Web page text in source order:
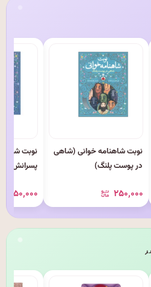
نوبت شاهنامه خوانی (شاهی
در پوست پلنگ)
۲۵۰٬۰۰۰
نوبت
پسرانش)
۲۵۰٬۰۰۰